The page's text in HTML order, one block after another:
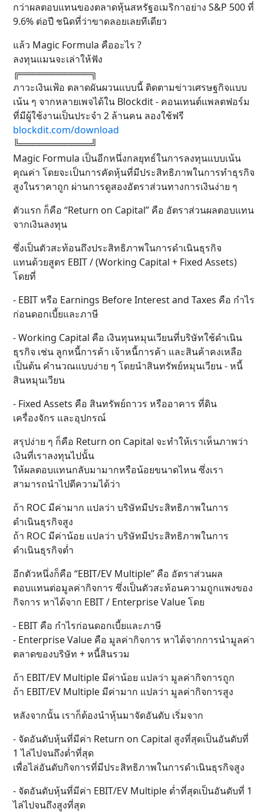
กว่าผลตอบแทนของตลาดหุ้นสหรัฐอเมริกาอย่าง S&P 500 ที่
9.6% ต่อปี ชนิดที่ว่าขาดลอยเลยทีเดียว
แล้ว Magic Formula คืออะไร ?
ลงทุนแมนจะเล่าให้ฟัง
╔═══════════╗
ภาวะเงินเฟ้อ ตลาดผันผวนแบบนี้ ติดตามข่าวเศรษฐกิจแบบ
เน้น ๆ จากหลายเพจได้ใน Blockdit - คอนเทนต์แพลตฟอร์ม
ที่มีผู้ใช้งานเป็นประจำ 2 ล้านคน ลองใช้ฟรี
blockdit.com/download
╚═══════════╝
Magic Formula เป็นอีกหนึ่งกลยุทธ์ในการลงทุนแบบเน้น
คุณค่า โดยจะเป็นการคัดหุ้นที่มีประสิทธิภาพในการทำธุรกิจ
สูงในราคาถูก ผ่านการดูสองอัตราส่วนทางการเงินง่าย ๆ
ตัวแรก ก็คือ “Return on Capital” คือ อัตราส่วนผลตอบแทน
จากเงินลงทุน
ซึ่งเป็นตัวสะท้อนถึงประสิทธิภาพในการดำเนินธุรกิจ
แทนด้วยสูตร EBIT / (Working Capital + Fixed Assets)
โดยที่
- EBIT หรือ Earnings Before Interest and Taxes คือ กำไร
ก่อนดอกเบี้ยและภาษี
- Working Capital คือ เงินทุนหมุนเวียนที่บริษัทใช้ดำเนิน
ธุรกิจ เช่น ลูกหนี้การค้า เจ้าหนี้การค้า และสินค้าคงเหลือ
เป็นต้น คำนวณแบบง่าย ๆ โดยนำสินทรัพย์หมุนเวียน - หนี้
สินหมุนเวียน
- Fixed Assets คือ สินทรัพย์ถาวร หรืออาคาร ที่ดิน
เครื่องจักร และอุปกรณ์
สรุปง่าย ๆ ก็คือ Return on Capital จะทำให้เราเห็นภาพว่า
เงินที่เราลงทุนไปนั้น
ให้ผลตอบแทนกลับมามากหรือน้อยขนาดไหน ซึ่งเรา
สามารถนำไปตีความได้ว่า
ถ้า ROC มีค่ามาก แปลว่า บริษัทมีประสิทธิภาพในการ
ดำเนินธุรกิจสูง
ถ้า ROC มีค่าน้อย แปลว่า บริษัทมีประสิทธิภาพในการ
ดำเนินธุรกิจต่ำ
อีกตัวหนึ่งก็คือ “EBIT/EV Multiple” คือ อัตราส่วนผล
ตอบแทนต่อมูลค่ากิจการ ซึ่งเป็นตัวสะท้อนความถูกแพงของ
กิจการ หาได้จาก EBIT / Enterprise Value โดย
- EBIT คือ กำไรก่อนดอกเบี้ยและภาษี
- Enterprise Value คือ มูลค่ากิจการ หาได้จากการนำมูลค่า
ตลาดของบริษัท + หนี้สินรวม
ถ้า EBIT/EV Multiple มีค่าน้อย แปลว่า มูลค่ากิจการถูก
ถ้า EBIT/EV Multiple มีค่ามาก แปลว่า มูลค่ากิจการสูง
หลังจากนั้น เราก็ต้องนำหุ้นมาจัดอันดับ เริ่มจาก
- จัดอันดับหุ้นที่มีค่า Return on Capital สูงที่สุดเป็นอันดับที่
1 ไล่ไปจนถึงต่ำที่สุด
เพื่อไล่อันดับกิจการที่มีประสิทธิภาพในการดำเนินธุรกิจสูง
- จัดอันดับหุ้นที่มีค่า EBIT/EV Multiple ต่ำที่สุดเป็นอันดับที่ 1
ไล่ไปจนถึงสูงที่สุด